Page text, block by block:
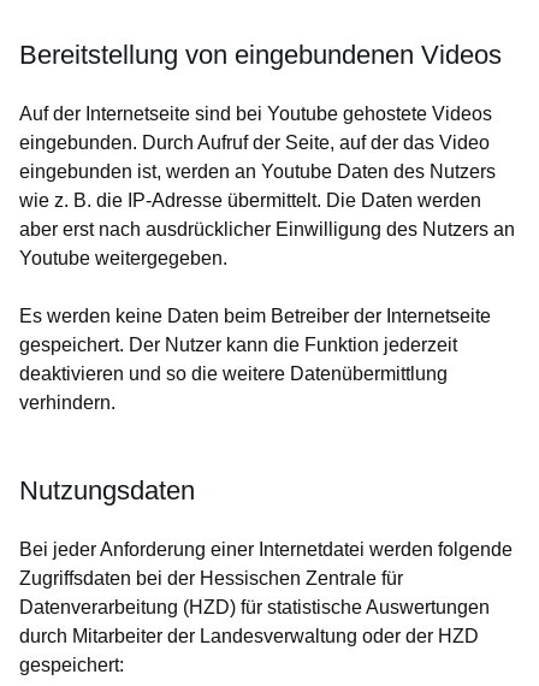
Bereitstellung von eingebundenen Videos
Auf der Internetseite sind bei Youtube gehostete Videos
eingebunden. Durch Aufruf der Seite, auf der das Video
eingebunden ist, werden an Youtube Daten des Nutzers
wie z. B. die IP-Adresse übermittelt. Die Daten werden
aber erst nach ausdrücklicher Einwilligung des Nutzers an
Youtube weitergegeben.
Es werden keine Daten beim Betreiber der Internetseite
gespeichert. Der Nutzer kann die Funktion jederzeit
deaktivieren und so die weitere Datenübermittlung
verhindern.
Nutzungsdaten
Bei jeder Anforderung einer Internetdatei werden folgende
Zugriffsdaten bei der Hessischen Zentrale für
Datenverarbeitung (HZD) für statistische Auswertungen
durch Mitarbeiter der Landesverwaltung oder der HZD
gespeichert: